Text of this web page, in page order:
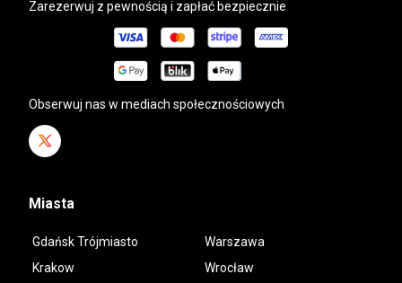
Zarezerwuj z pewnością i zapłać bezpiecznie
Obserwuj nas w mediach społecznościowych
Miasta
Gdańsk Trójmiasto
Warszawa
Krakow
Wrocław